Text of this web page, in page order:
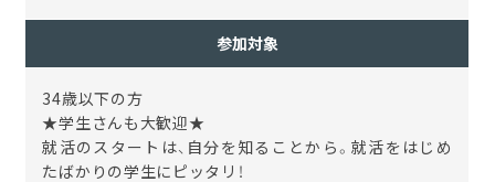
参加対象
34歳以下の方
★学生さんも大歓迎★
就活のスタートは、自分を知ることから。就活をはじめ
たばかりの学生にピッタリ！